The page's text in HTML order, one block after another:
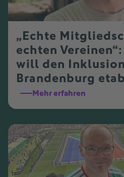
„Echte
echten
will den
Brandenburg
Mehr erfahren